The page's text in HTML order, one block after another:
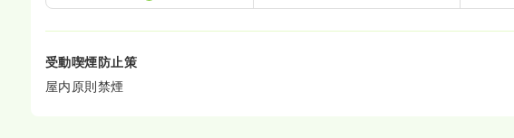
受動喫煙防止策
屋内原則禁煙